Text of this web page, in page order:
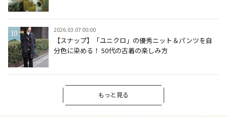
2026.03.07 00:00
【スナップ】「ユニクロ」の優秀ニット＆パンツを自
分色に染める！ 50代の古着の楽しみ方
もっと見る